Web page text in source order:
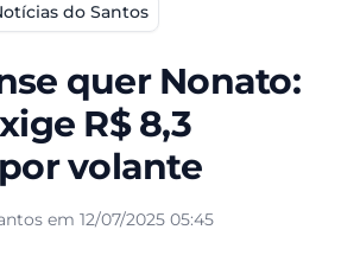
do Santos
quer Nonato:
R$ 8,3
volante
em 12/07/2025 05:45